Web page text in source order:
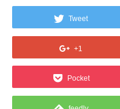
Tweet
+1
Pocket